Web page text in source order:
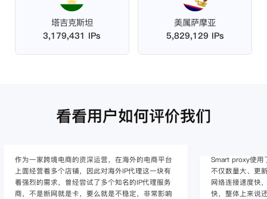
塔吉克斯坦
3,179,431 IPs
美属萨摩亚
5,829,129 IPs
看看用户如何评价我们
作为一家跨境电商的资深运营，在海外的电商平台
上面经营着多个店铺，因此对海外IP代理这一块有
着强烈的需求，曾经尝试了多个知名的IP代理服务
商，不是断网就是卡，要么就是不稳定，非常影响
Smart proxy使用
不仅数量大、更
网络连接速度快
快，整体上来说